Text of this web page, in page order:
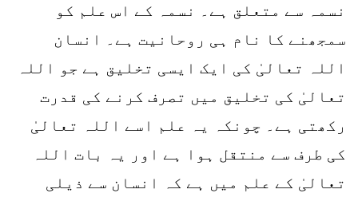
نسمہ سے متعلق ہے۔ نسمہ کے اس علم کو
سمجھنے کا نام ہی روحانیت ہے۔ انسان
اللہ تعالیٰ کی ایک ایسی تخلیق ہے جو اللہ
تعالیٰ کی تخلیق میں تصرف کرنے کی قدرت
رکھتی ہے۔ چونکہ یہ علم اسے اللہ تعالیٰ
کی طرف سے منتقل ہوا ہے اور یہ بات اللہ
تعالیٰ کے علم میں ہے کہ انسان سے ذیلی